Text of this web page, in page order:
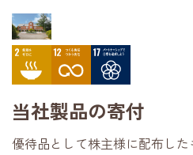
当社製品の寄付
優待品として株主様に配布し